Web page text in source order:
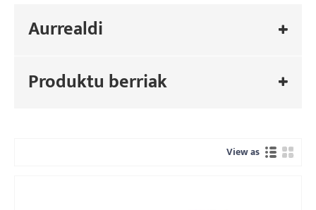
Aurrealdi
Produktu berriak
View as